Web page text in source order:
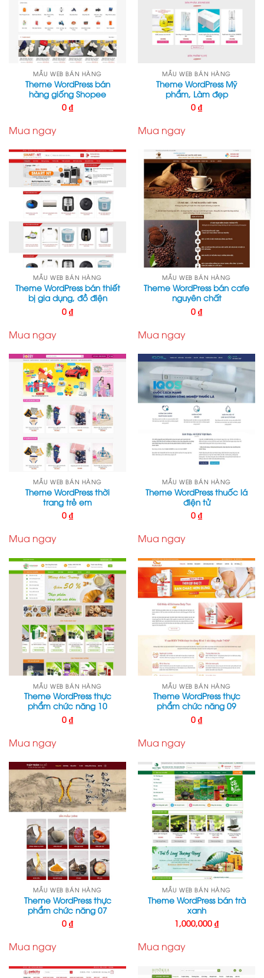
MẪU WEB BÁN HÀNG
Theme WordPress bán
hàng giống Shopee
0 ₫
Mua ngay
MẪU WEB BÁN HÀNG
Theme WordPress Mỹ
phẩm, Làm đẹp
0 ₫
Mua ngay
MẪU WEB BÁN HÀNG
Theme WordPress bán thiết
bị gia dụng, đồ điện
0 ₫
Mua ngay
MẪU WEB BÁN HÀNG
Theme WordPress bán cafe
nguyên chất
0 ₫
Mua ngay
MẪU WEB BÁN HÀNG
Theme WordPress thời
trang trẻ em
0 ₫
Mua ngay
MẪU WEB BÁN HÀNG
Theme WordPress thuốc lá
điện tử
0 ₫
Mua ngay
MẪU WEB BÁN HÀNG
Theme WordPress thực
phẩm chức năng 10
0 ₫
Mua ngay
MẪU WEB BÁN HÀNG
Theme WordPress thực
phẩm chức năng 09
0 ₫
Mua ngay
MẪU WEB BÁN HÀNG
Theme WordPress thực
phẩm chức năng 07
0 ₫
Mua ngay
MẪU WEB BÁN HÀNG
Theme WordPress bán trà
xanh
1,000,000 ₫
Mua ngay